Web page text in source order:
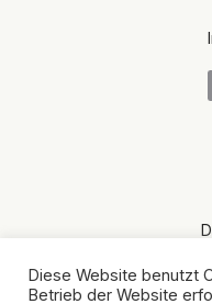
Diese Website benutzt
Betrieb der Website